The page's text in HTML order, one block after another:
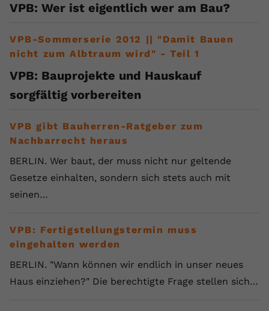
VPB: Wer ist eigentlich wer am Bau?
VPB-Sommerserie 2012 || "Damit Bauen
nicht zum Albtraum wird" - Teil 1
VPB: Bauprojekte und Hauskauf
sorgfältig vorbereiten
VPB gibt Bauherren-Ratgeber zum
Nachbarrecht heraus
BERLIN. Wer baut, der muss nicht nur geltende
Gesetze einhalten, sondern sich stets auch mit
seinen…
VPB: Fertigstellungstermin muss
eingehalten werden
BERLIN. "Wann können wir endlich in unser neues
Haus einziehen?" Die berechtigte Frage stellen sich…